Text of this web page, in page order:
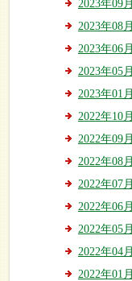
2023年09月
2023年08月
2023年06月
2023年05月
2023年01月
2022年10月
2022年09月
2022年08月
2022年07月
2022年06月
2022年05月
2022年04月
2022年01月